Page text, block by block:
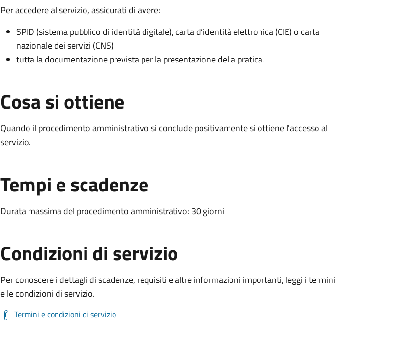
Per accedere al servizio, assicurati di avere:
SPID (sistema pubblico di identità digitale), carta d’identità elettronica (CIE) o carta
nazionale dei servizi (CNS)
tutta la documentazione prevista per la presentazione della pratica.
Cosa si ottiene
Quando il procedimento amministrativo si conclude positivamente si ottiene l'accesso al
servizio.
Tempi e scadenze
Durata massima del procedimento amministrativo: 30 giorni
Condizioni di servizio
Per conoscere i dettagli di scadenze, requisiti e altre informazioni importanti, leggi i termini
e le condizioni di servizio.
Termini e condizioni di servizio